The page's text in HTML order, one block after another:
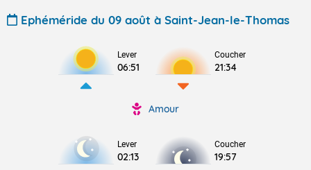
Ephéméride du 09 août à Saint-Jean-le-Thomas
Lever
06:51
Coucher
21:34
Amour
Lever
02:13
Coucher
19:57